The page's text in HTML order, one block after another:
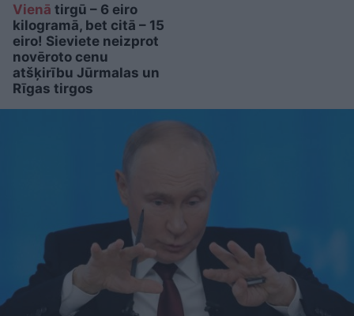
Vienā tirgū – 6 eiro
kilogramā, bet citā – 15
eiro! Sieviete neizprot
novēroto cenu
atšķirību Jūrmalas un
Rīgas tirgos